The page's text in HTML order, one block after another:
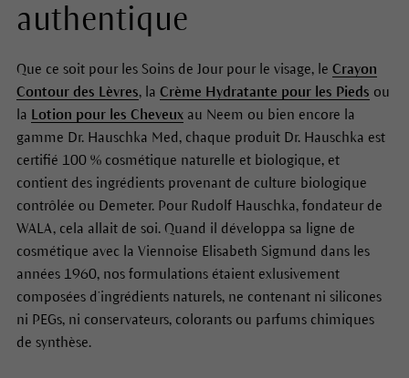
authentique
Que ce soit pour les Soins de Jour pour le visage, le Crayon
Contour des Lèvres, la Crème Hydratante pour les Pieds ou
la Lotion pour les Cheveuxau Neem ou bien encore la
gamme Dr. Hauschka Med, chaque produit Dr. Hauschka est
certifié 100 % cosmétique naturelle et biologique, et
contient des ingrédients provenant de culture biologique
contrôlée ou Demeter. Pour Rudolf Hauschka, fondateur de
WALA, cela allait de soi. Quand il développa sa ligne de
cosmétique avec la Viennoise Elisabeth Sigmund dans les
années 1960, nos formulations étaient exlusivement
composées d’ingrédients naturels, ne contenant ni silicones
ni PEGs, ni conservateurs, colorants ou parfums chimiques
de synthèse.